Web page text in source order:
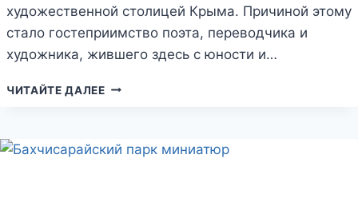
художественной столицей Крыма. Причиной этому
стало гостеприимство поэта, переводчика и
художника, жившего здесь с юности и…
ЧИТАЙТЕ ДАЛЕЕ МОГИЛА
ПОСЕЛКЕ